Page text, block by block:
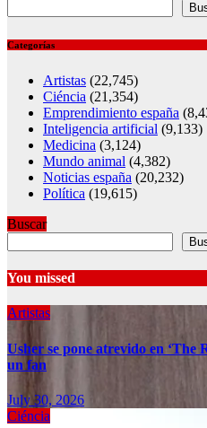
Categorías
Artistas (22,745)
Ciéncia (21,354)
Emprendimiento españa
Inteligencia artificial (9,133)
Medicina (3,124)
Mundo animal (4,382)
Noticias españa (20,232)
Política (19,615)
Buscar
You missed
Artistas
Usher se pone atrevido en ‘The
un fan
July 30, 2026
Ciéncia